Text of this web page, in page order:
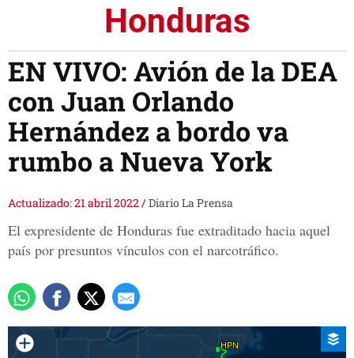
Honduras
EN VIVO: Avión de la DEA
con Juan Orlando
Hernández a bordo va
rumbo a Nueva York
Actualizado: 21 abril 2022/Diario La Prensa
El expresidente de Honduras fue extraditado hacia aquel
país por presuntos vínculos con el narcotráfico.